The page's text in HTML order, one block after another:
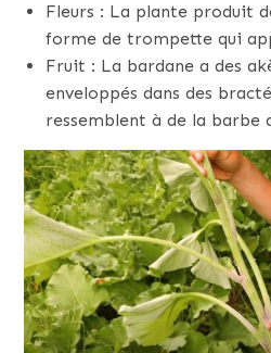
Fleurs : La plante produit
forme de trompette qui
Fruit : La bardane a des
enveloppés dans des
ressemblent à de la barbe